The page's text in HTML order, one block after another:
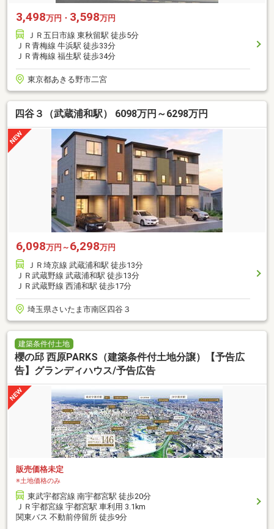
3,498万円・ 3,598万円
ＪＲ五日市線 東秋留駅 徒歩5分
ＪＲ青梅線 牛浜駅 徒歩33分
ＪＲ青梅線 福生駅 徒歩34分
東京都あきる野市二宮
四谷３（武蔵浦和駅） 6098万円～6298万円
6,098万円～ 6,298万円
ＪＲ埼京線 武蔵浦和駅 徒歩13分
ＪＲ武蔵野線 武蔵浦和駅 徒歩13分
ＪＲ武蔵野線 西浦和駅 徒歩17分
埼玉県さいたま市南区四谷３
建築条件付土地
櫻の邱 西原PARKS（建築条件付土地分譲）【予告広
告】グランディハウス/予告広告
販売価格未定
※土地価格のみ
東武宇都宮線 南宇都宮駅 徒歩20分
ＪＲ宇都宮線 宇都宮駅 車利用 3.1km
関東バス 不動前停留所 徒歩9分